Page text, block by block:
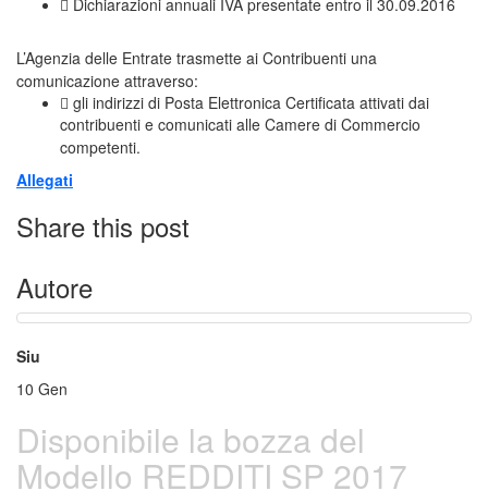
 Dichiarazioni annuali IVA presentate entro il 30.09.2016
L’Agenzia delle Entrate trasmette ai Contribuenti una
comunicazione attraverso:
 gli indirizzi di Posta Elettronica Certificata attivati dai
contribuenti e comunicati alle Camere di Commercio
competenti.
Allegati
Share this post
Autore
Siu
10 Gen
Disponibile la bozza del
Modello REDDITI SP 2017